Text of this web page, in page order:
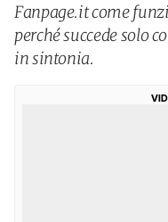
Fanpage.it come
perché succede solo
in sintonia.